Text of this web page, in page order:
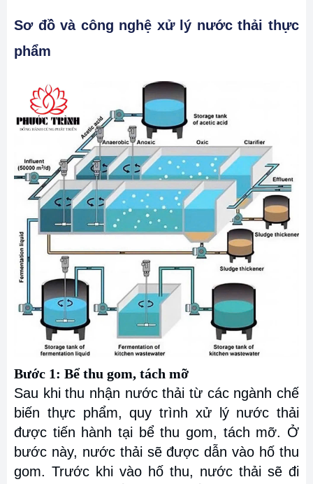
Sơ đồ và công nghệ xử lý nước thải thực
phẩm
Bước 1: Bể thu gom, tách mỡ
Sau khi thu nhận nước thải từ các ngành chế
biến thực phẩm, quy trình xử lý nước thải
được tiến hành tại bể thu gom, tách mỡ. Ở
bước này, nước thải sẽ được dẫn vào hố thu
gom. Trước khi vào hố thu, nước thải sẽ đi